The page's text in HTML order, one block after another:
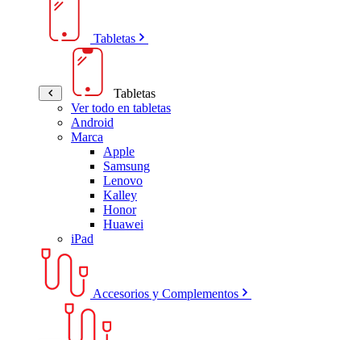
Tabletas
Tabletas
Ver todo en tabletas
Android
Marca
Apple
Samsung
Lenovo
Kalley
Honor
Huawei
iPad
Accesorios y Complementos